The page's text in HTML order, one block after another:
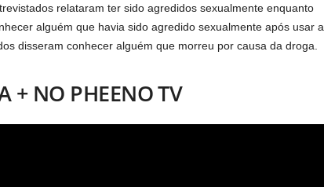
relataram ter sido agredidos sexualmente enquanto
alguém que havia sido agredido sexualmente após usar a
disseram conhecer alguém que morreu por causa da droga.
+ NO PHEENO TV